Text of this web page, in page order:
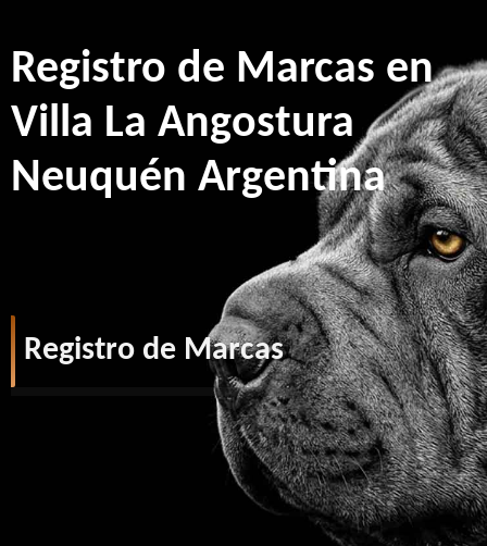
Registro de Marcas en
Villa La Angostura
Neuquén Argentina
Registro de Marcas